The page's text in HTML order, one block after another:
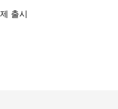
출시